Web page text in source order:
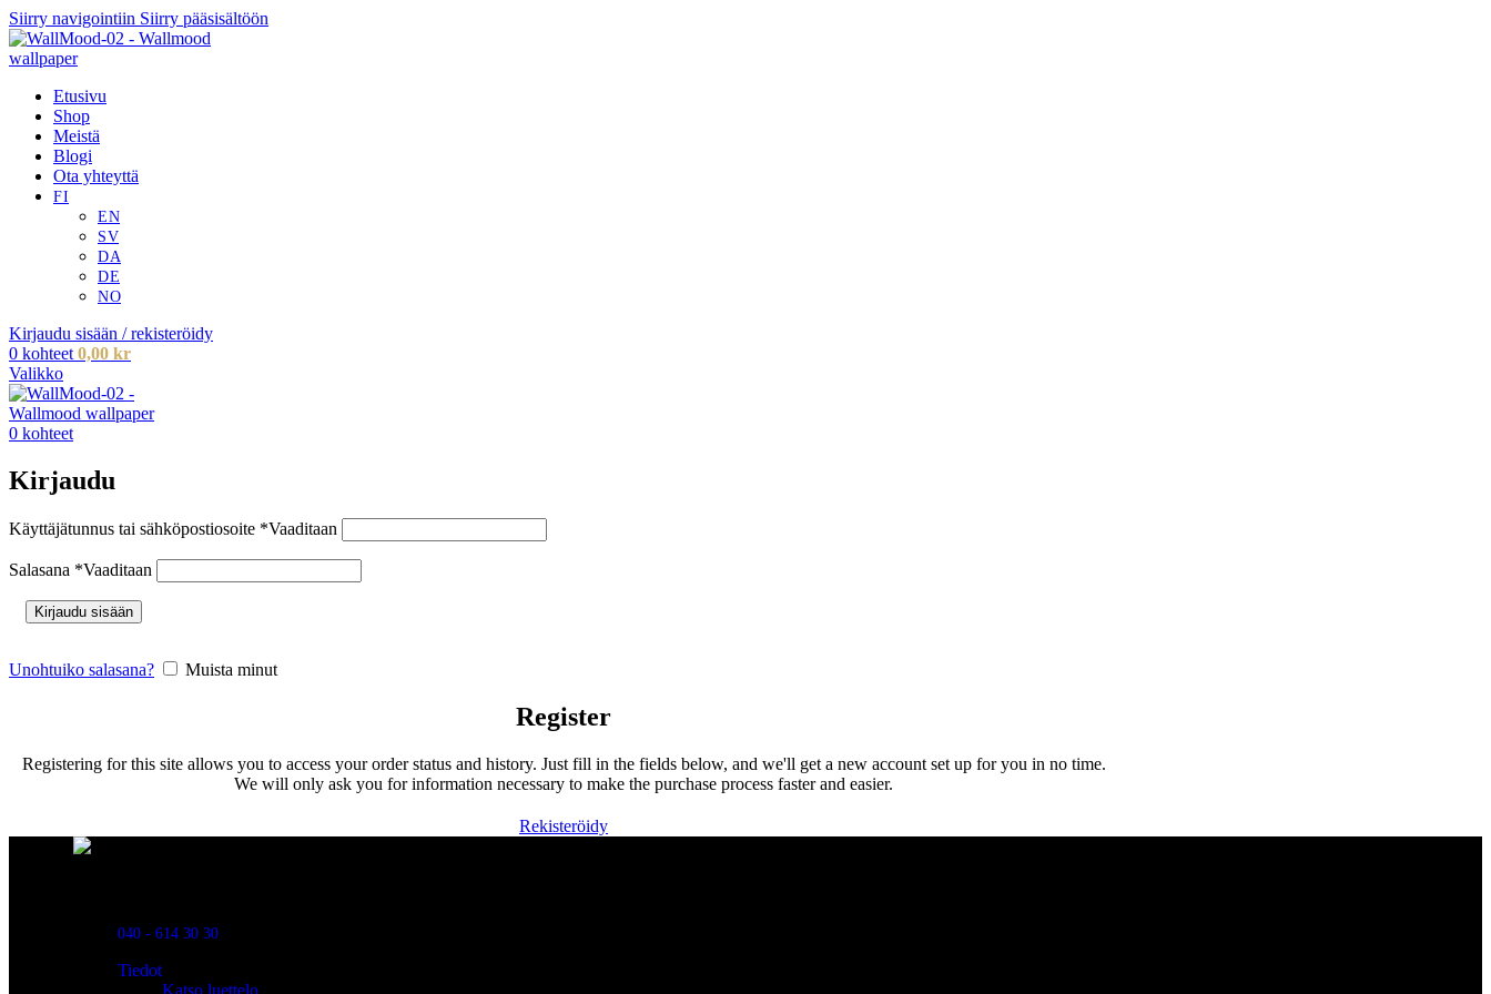
Siirry navigointiin Siirry pääsisältöön
Etusivu
Shop
Meistä
Blogi
Ota yhteyttä
Kirjaudu sisään / rekisteröidy
0 kohteet 0,00 kr
Valikko
0 kohteet
Kirjaudu
Käyttäjätunnus tai sähköpostiosoite *Vaaditaan
Salasana *Vaaditaan
Kirjaudu sisään
Unohtuiko salasana? Muista minut
Register
Registering for this site allows you to access your order status and history. Just fill in the fields below, and we'll get a new account set up for you in no time.
We will only ask you for information necessary to make the purchase process faster and easier.
Rekisteröidy
040 - 614 30 30
Tiedot
Katso luettelo